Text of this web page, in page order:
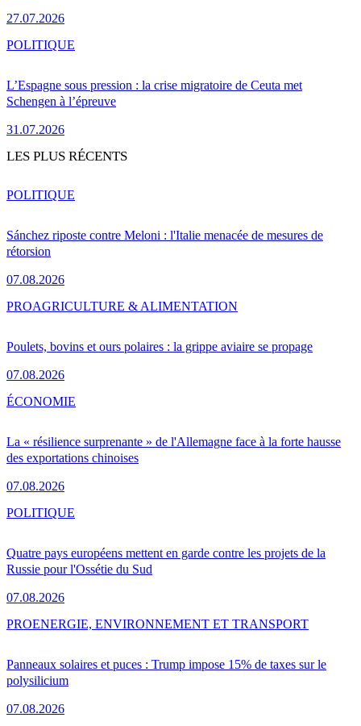
27.07.2026
L’Espagne sous pression : la crise migratoire de Ceuta met
Schengen à l’épreuve
31.07.2026
POLITIQUE
LES PLUS RÉCENTS
Sánchez riposte contre Meloni : l'Italie menacée de mesures de
rétorsion
07.08.2026
POLITIQUE
Poulets, bovins et ours polaires : la grippe aviaire se propage
07.08.2026
PROAGRICULTURE & ALIMENTATION
La « résilience surprenante » de l'Allemagne face à la forte hausse
des exportations chinoises
07.08.2026
ÉCONOMIE
Quatre pays européens mettent en garde contre les projets de la
Russie pour l'Ossétie du Sud
07.08.2026
POLITIQUE
Panneaux solaires et puces : Trump impose 15% de taxes sur le
polysilicium
07.08.2026
PROENERGIE, ENVIRONNEMENT ET TRANSPORT